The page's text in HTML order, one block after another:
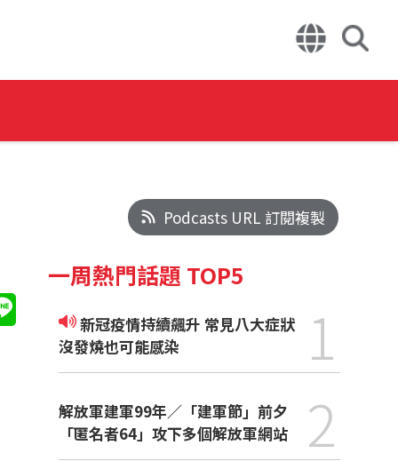
Podcasts URL 訂閱複製
一周熱門話題 TOP5
新冠疫情持續飆升 常見八大症狀
沒發燒也可能感染
1
解放軍建軍99年／「建軍節」前夕
「匿名者64」攻下多個解放軍網站
2